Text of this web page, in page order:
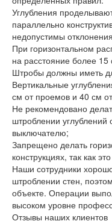
Углубления
параллельно
недопустимы
При горизонтальном
на расстояние более
Штробы должны иметь
Вертикальные
см от проемов и 40 см
Не рекомендовано
штроблении углублений
выключателю;
Запрещено делать
конструкциях, так как
Наши сотрудники
штроблении стен,
объекте. Операции
высоком уровне
Отзывы наших клиентов